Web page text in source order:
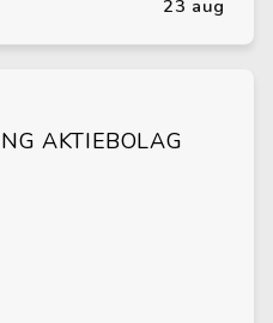
23 aug
AKTIEBOLAG